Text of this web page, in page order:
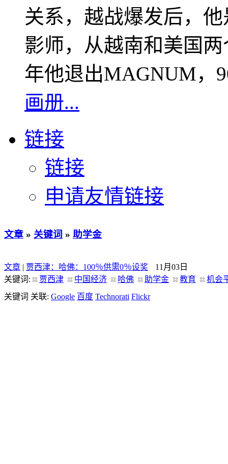
关系，越战爆发后，
影师，从越南和美国
年他退出MAGNUM，
画册...
链接
链接
申请友情链接
文章 » 关键词 » 助学金
文章 | 贾西津：哈佛：100％供需0％设奖
11月03日
关键词:
贾西津 中国经济 哈佛 助学金 教育
机会
关键词 关联: Google 百度 Technorati Flickr